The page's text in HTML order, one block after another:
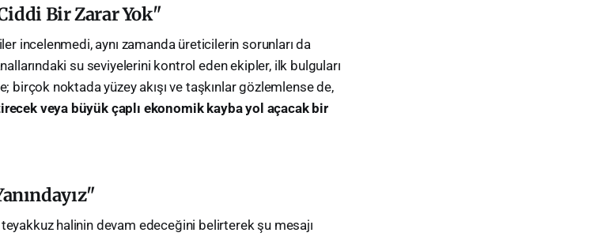
Bir Zarar Yok"
incelenmedi, aynı zamanda üreticilerin sorunları da
su seviyelerini kontrol eden ekipler, ilk bulguları
birçok noktada yüzey akışı ve taşkınlar gözlemlense de,
veya büyük çaplı ekonomik kayba yol açacak bir
halinin devam edeceğini belirterek şu mesajı